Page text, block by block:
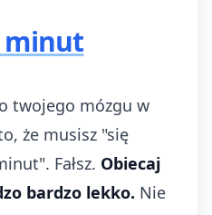
minut
twojego mózgu w
że musisz "się
Fałsz. Obiecaj
bardzo lekko. Nie